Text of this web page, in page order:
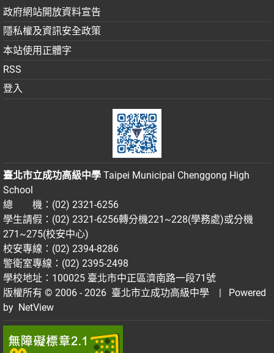
政府網站開放資料宣告
隱私權及資訊安全政策
本站使用正體字
RSS
登入
臺北市立成功高級中學 Taipei Municipal Chenggong High
School
總 機：(02) 2321-6256
學生請假：(02) 2321-6256轉分機221~228(學務處)或分機
271~275(校安中心)
校安專線：(02) 2394-8286
警衛室專線：(02) 2395-2498
學校地址：100025 臺北市中正區濟南路一段71號
版權所有 © 2006 - 2026 臺北市立成功高級中學
| Powered
by NetView